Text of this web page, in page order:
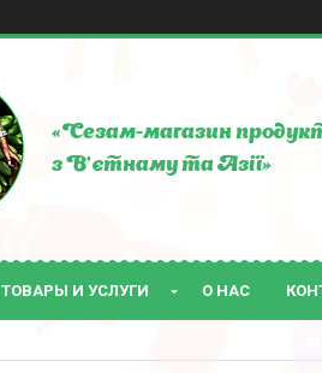
«Сезам-магазин
з В'єтнаму та Азії»
ТОВАРЫ И УСЛУГИ О НАС